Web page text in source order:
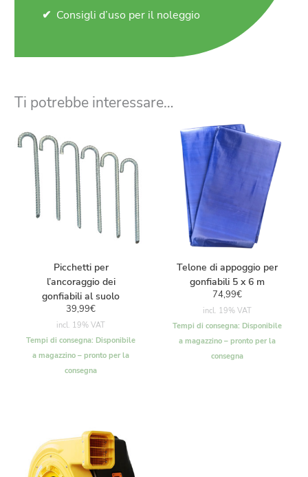
Consigli d’uso per il noleggio
Ti potrebbe interessare…
Picchetti per
l’ancoraggio dei
gonfiabili al suolo
39,99€
incl. 19% VAT
Tempi di consegna: Disponibile
a magazzino – pronto per la
consegna
Telone di appoggio per
gonfiabili 5 x 6 m
74,99€
incl. 19% VAT
Tempi di consegna: Disponibile
a magazzino – pronto per la
consegna